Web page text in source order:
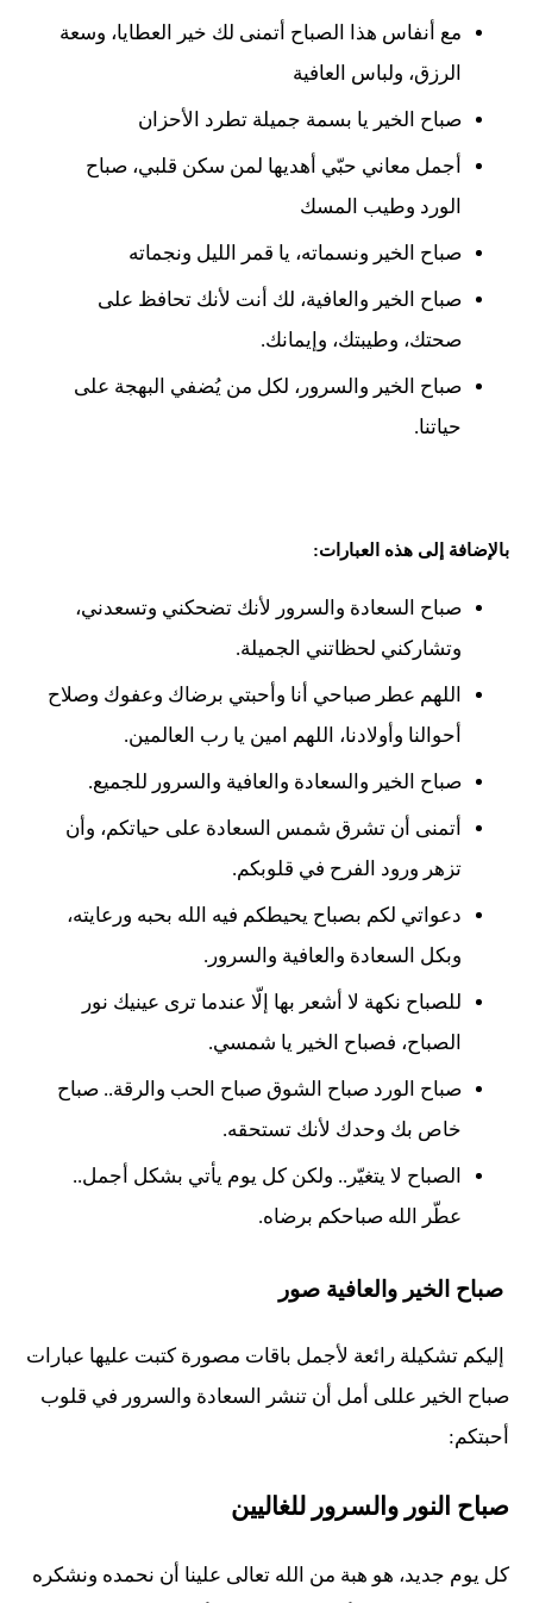
مع أنفاس هذا الصباح أتمنى لك خير العطايا، وسعة
الرزق، ولباس العافية
صباح الخير يا بسمة جميلة تطرد الأحزان
أجمل معاني حبّي أهديها لمن سكن قلبي، صباح
الورد وطيب المسك
صباح الخير ونسماته، يا قمر الليل ونجماته
صباح الخير والعافية، لك أنت لأنك تحافظ على
صحتك، وطيبتك، وإيمانك.
صباح الخير والسرور، لكل من يُضفي البهجة على
حياتنا.
بالإضافة إلى هذه العبارات:
صباح السعادة والسرور لأنك تضحكني وتسعدني،
وتشاركني لحظاتني الجميلة.
اللهم عطر صباحي أنا وأحبتي برضاك وعفوك وصلاح
أحوالنا وأولادنا، اللهم امين يا رب العالمين.
صباح الخير والسعادة والعافية والسرور للجميع.
أتمنى أن تشرق شمس السعادة على حياتكم، وأن
تزهر ورود الفرح في قلوبكم.
دعواتي لكم بصباح يحيطكم فيه الله بحبه ورعايته،
وبكل السعادة والعافية والسرور.
للصباح نكهة لا أشعر بها إلّا عندما ترى عينيك نور
الصباح، فصباح الخير يا شمسي.
صباح الورد صباح الشوق صباح الحب والرقة.. صباح
خاص بك وحدك لأنك تستحقه.
الصباح لا يتغيّر.. ولكن كل يوم يأتي بشكل أجمل..
عطّر الله صباحكم برضاه.
صباح الخير والعافية صور
إليكم تشكيلة رائعة لأجمل باقات مصورة كتبت عليها عبارات
صباح الخير عللى أمل أن تنشر السعادة والسرور في قلوب
أحبتكم:
صباح النور والسرور للغاليين
كل يوم جديد، هو هبة من الله تعالى علينا أن نحمده ونشكره